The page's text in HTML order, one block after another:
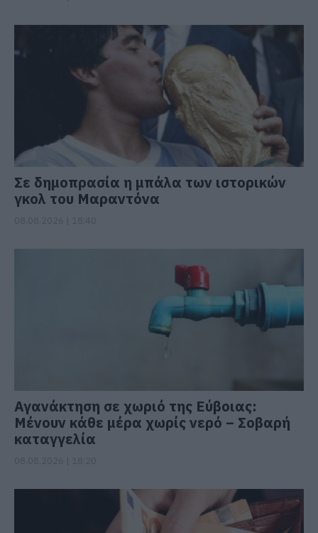
Σε δημοπρασία η μπάλα των ιστορικών
γκολ του Μαραντόνα
Αγανάκτηση σε χωριό της Εύβοιας:
Μένουν κάθε μέρα χωρίς νερό – Σοβαρή
καταγγελία